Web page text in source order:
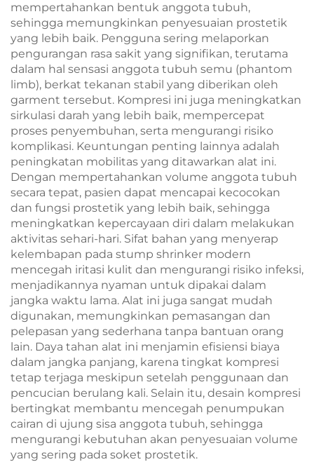
mempertahankan bentuk anggota tubuh,
sehingga memungkinkan penyesuaian prostetik
yang lebih baik. Pengguna sering melaporkan
pengurangan rasa sakit yang signifikan, terutama
dalam hal sensasi anggota tubuh semu (phantom
limb), berkat tekanan stabil yang diberikan oleh
garment tersebut. Kompresi ini juga meningkatkan
sirkulasi darah yang lebih baik, mempercepat
proses penyembuhan, serta mengurangi risiko
komplikasi. Keuntungan penting lainnya adalah
peningkatan mobilitas yang ditawarkan alat ini.
Dengan mempertahankan volume anggota tubuh
secara tepat, pasien dapat mencapai kecocokan
dan fungsi prostetik yang lebih baik, sehingga
meningkatkan kepercayaan diri dalam melakukan
aktivitas sehari-hari. Sifat bahan yang menyerap
kelembapan pada stump shrinker modern
mencegah iritasi kulit dan mengurangi risiko infeksi,
menjadikannya nyaman untuk dipakai dalam
jangka waktu lama. Alat ini juga sangat mudah
digunakan, memungkinkan pemasangan dan
pelepasan yang sederhana tanpa bantuan orang
lain. Daya tahan alat ini menjamin efisiensi biaya
dalam jangka panjang, karena tingkat kompresi
tetap terjaga meskipun setelah penggunaan dan
pencucian berulang kali. Selain itu, desain kompresi
bertingkat membantu mencegah penumpukan
cairan di ujung sisa anggota tubuh, sehingga
mengurangi kebutuhan akan penyesuaian volume
yang sering pada soket prostetik.